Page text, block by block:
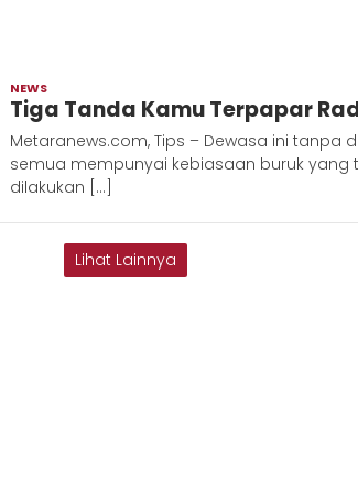
NEWS
Metara
Tiga Tanda Kamu Terpapar
Metaranews.com, Tips – Dewasa ini tanpa
semua mempunyai kebiasaan buruk yang
dilakukan […]
Lihat Lainnya